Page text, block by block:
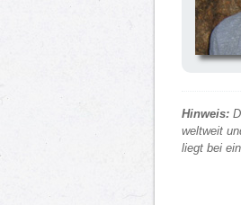
Hinweis:
weltweit
liegt bei